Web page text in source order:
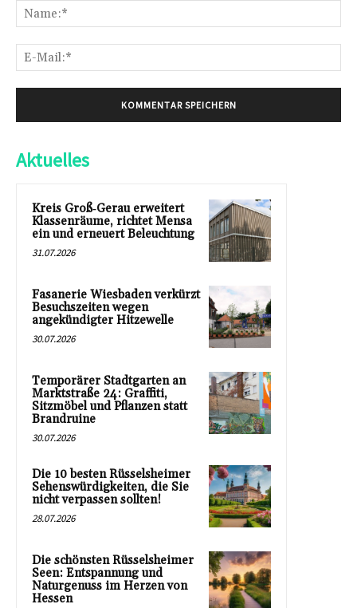
Aktuelles
Kreis Groß‑Gerau erweitert
Klassenräume, richtet Mensa
ein und erneuert Beleuchtung
31.07.2026
Fasanerie Wiesbaden verkürzt
Besuchszeiten wegen
angekündigter Hitzewelle
30.07.2026
Temporärer Stadtgarten an
Marktstraße 24: Graffiti,
Sitzmöbel und Pflanzen statt
Brandruine
30.07.2026
Die 10 besten Rüsselsheimer
Sehenswürdigkeiten, die Sie
nicht verpassen sollten!
28.07.2026
Die schönsten Rüsselsheimer
Seen: Entspannung und
Naturgenuss im Herzen von
Hessen